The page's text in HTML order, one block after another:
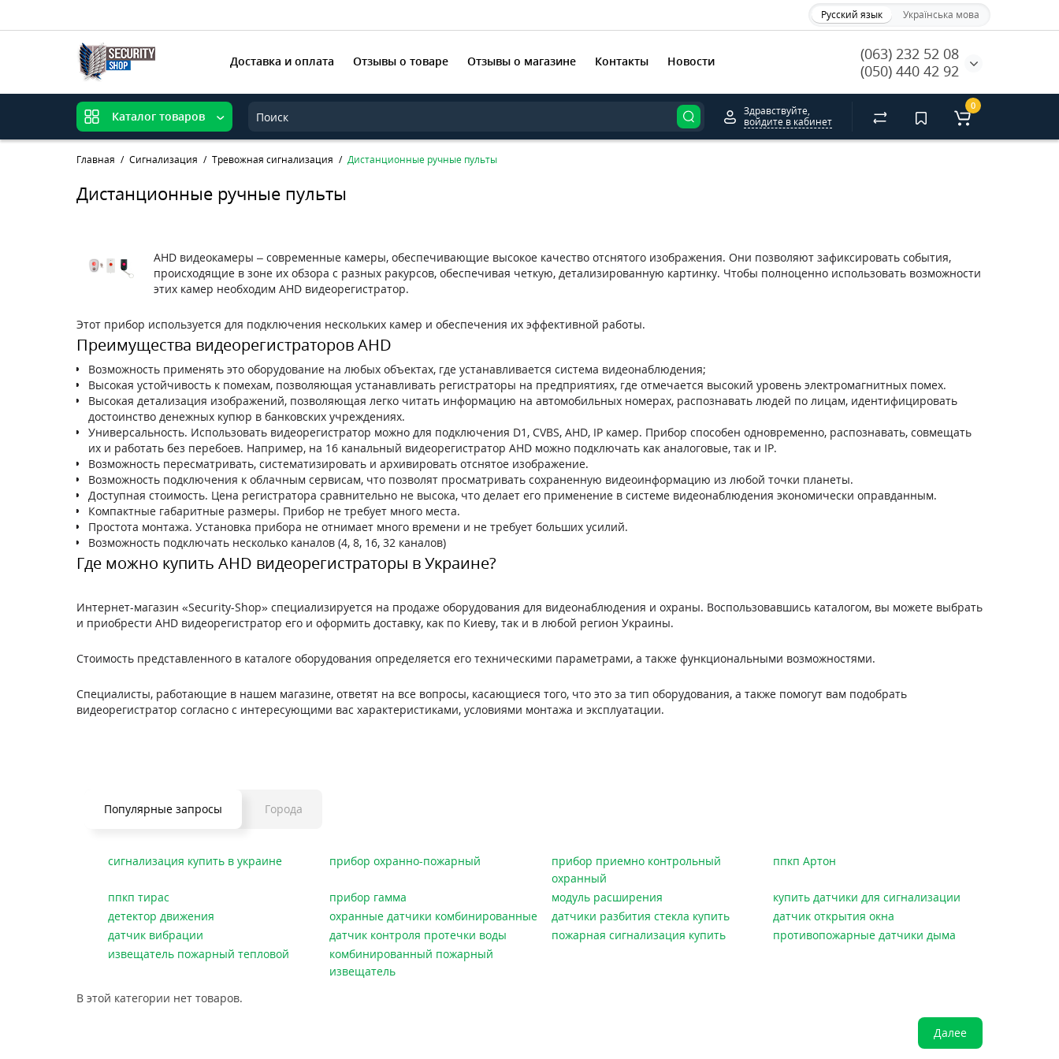
Русский язык Українська мова
(063) 232 52 08
(050) 440 42 92
Доставка и оплата Отзывы о товаре Отзывы о магазине Контакты Новости
Каталог товаров
Здравствуйте,
войдите в кабинет
0
Главная Сигнализация Тревожная сигнализация Дистанционные ручные пульты
Дистанционные ручные пульты
AHD видеокамеры – современные камеры, обеспечивающие высокое качество отснятого изображения. Они позволяют зафиксировать события,
происходящие в зоне их обзора с разных ракурсов, обеспечивая четкую, детализированную картинку. Чтобы полноценно использовать возможности
этих камер необходим AHD видеорегистратор.
Этот прибор используется для подключения нескольких камер и обеспечения их эффективной работы.
Преимущества видеорегистраторов AHD
Возможность применять это оборудование на любых объектах, где устанавливается система видеонаблюдения;
Высокая устойчивость к помехам, позволяющая устанавливать регистраторы на предприятиях, где отмечается высокий уровень электромагнитных помех.
Высокая детализация изображений, позволяющая легко читать информацию на автомобильных номерах, распознавать людей по лицам, идентифицировать
достоинство денежных купюр в банковских учреждениях.
Универсальность. Использовать видеорегистратор можно для подключения D1, CVBS, AHD, IP камер. Прибор способен одновременно, распознавать, совмещать
их и работать без перебоев. Например, на 16 канальный видеорегистратор AHD можно подключать как аналоговые, так и IP.
Возможность пересматривать, систематизировать и архивировать отснятое изображение.
Возможность подключения к облачным сервисам, что позволят просматривать сохраненную видеоинформацию из любой точки планеты.
Доступная стоимость. Цена регистратора сравнительно не высока, что делает его применение в системе видеонаблюдения экономически оправданным.
Компактные габаритные размеры. Прибор не требует много места.
Простота монтажа. Установка прибора не отнимает много времени и не требует больших усилий.
Возможность подключать несколько каналов (4, 8, 16, 32 каналов)
Где можно купить AHD видеорегистраторы в Украине?
Интернет-магазин «Security-Shop» специализируется на продаже оборудования для видеонаблюдения и охраны. Воспользовавшись каталогом, вы можете выбрать
и приобрести AHD видеорегистратор его и оформить доставку, как по Киеву, так и в любой регион Украины.
Стоимость представленного в каталоге оборудования определяется его техническими параметрами, а также функциональными возможностями.
Специалисты, работающие в нашем магазине, ответят на все вопросы, касающиеся того, что это за тип оборудования, а также помогут вам подобрать
видеорегистратор согласно с интересующими вас характеристиками, условиями монтажа и эксплуатации.
Популярные запросы Города
сигнализация купить в украине прибор охранно-пожарный
прибор приемно контрольный
охранный
ппкп Артон
ппкп тирас прибор гамма модуль расширения
купить датчики для сигнализации
детектор движения
охранные датчики комбинированные датчики разбития стекла купить
датчик открытия окна
датчик вибрации
датчик контроля протечки воды пожарная сигнализация купить
противопожарные датчики дыма
извещатель пожарный тепловой
комбинированный пожарный
извещатель
В этой категории нет товаров.
Далее